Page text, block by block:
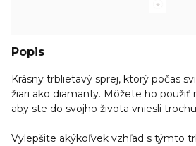
Popis
Krásny trblietavý sprej, ktorý počas
žiari ako diamanty. Môžete ho použiť
aby ste do svojho života vniesli
Vylepšite akýkoľvek vzhľad s týmto